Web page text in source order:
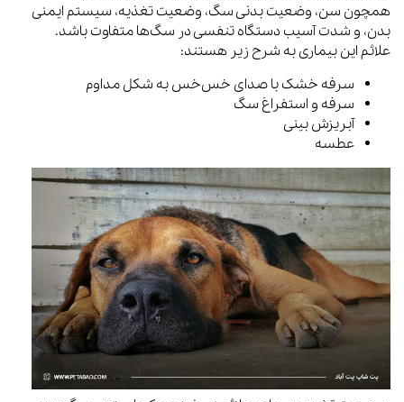
همچون سن، وضعیت بدنی سگ، وضعیت تغذیه، سیستم ایمنی
بدن، و شدت آسیب دستگاه تنفسی در سگ‌ها متفاوت باشد.
علائم این بیماری به شرح زیر هستند:
سرفه خشک با صدای خس‌خس به شکل مداوم
سرفه و استفراغ سگ
آبریزش بینی
عطسه